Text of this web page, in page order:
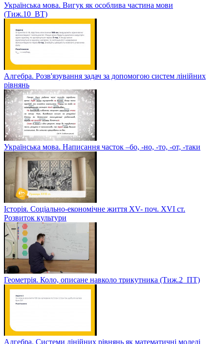
Українська мова. Вигук як особлива частина мови
(Тиж.10_ВТ)
Алгебра. Розв'язування задач за допомогою систем лінійних
рівнянь
Українська мова. Написання часток –бо, -но, -то, -от, -таки
Історія. Соціально-економічне життя XV- поч. XVI ст.
Розвиток культури
Геометрія. Коло, описане навколо трикутника (Тиж.2_ПТ)
Алгебра. Системи лінійних рівнянь як математичні моделі